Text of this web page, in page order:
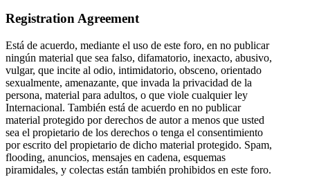
Registration Agreement
Está de acuerdo, mediante el uso de este foro, en no publicar
ningún material que sea falso, difamatorio, inexacto, abusivo,
vulgar, que incite al odio, intimidatorio, obsceno, orientado
sexualmente, amenazante, que invada la privacidad de la
persona, material para adultos, o que viole cualquier ley
Internacional. También está de acuerdo en no publicar
material protegido por derechos de autor a menos que usted
sea el propietario de los derechos o tenga el consentimiento
por escrito del propietario de dicho material protegido. Spam,
flooding, anuncios, mensajes en cadena, esquemas
piramidales, y colectas están también prohibidos en este foro.